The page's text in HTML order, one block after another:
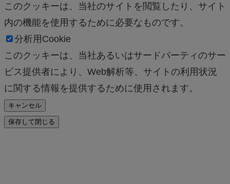
このクッキーは、当社のサイトを閲覧したり、サイト
内の機能を使用するために必要なものです。
分析用Cookie
このクッキーは、当社あるいはサードパーティのサー
ビス提供者により、Web解析等、サイトの利用状況
に関する情報を提供するために使用されます。
キャンセル
保存して閉じる